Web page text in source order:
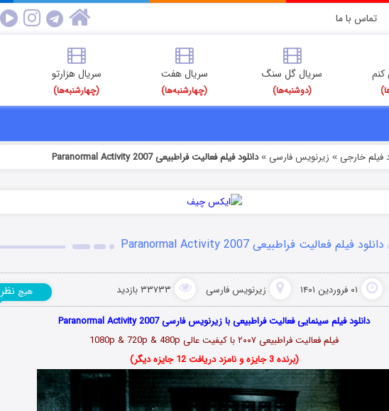
تماس با ما
کنم سریال گل سنگ
(دوشنبه‌ها)
سریال هفت
(چهارشنبه‌ها)
سریال هزارتو
(چهارشنبه‌ها)
فیلم خارجی » زیرنویس فارسی »دانلود فیلم فعالیت فراطبیعی Paranormal Activity 2007
دانلود فیلم فعالیت فراطبیعی Paranormal Activity 2007
۰۱ فروردین ۱۴۰۱ زیرنویس فارسی ۳۳۷۳۳ بازدید هیچ نظر
دانلود فیلم سینمایی فعالیت فراطبیعی با زیرنویس فارسی Paranormal Activity 2007
فیلم فعالیت فراطبیعی ۲۰۰۷ با کیفیت عالی 1080p & 720p & 480p
(برنده 3 جایزه و نامزد دریافت 12 جایزه دیگر)